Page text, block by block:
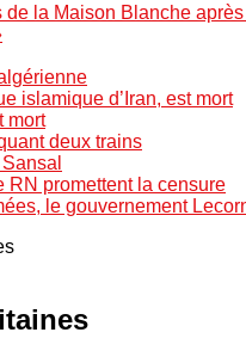
la Maison Blanche
islamique d’Iran, est mort
mort
deux trains
RN promettent la censure
le gouvernement